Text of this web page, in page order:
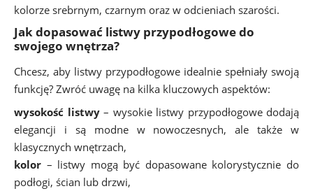
kolorze srebrnym, czarnym oraz w odcieniach szarości.
Jak dopasować listwy przypodłogowe do
swojego wnętrza?
Chcesz, aby listwy przypodłogowe idealnie spełniały swoją
funkcję? Zwróć uwagę na kilka kluczowych aspektów:
wysokość listwy– wysokie listwy przypodłogowe dodają
elegancji i są modne w nowoczesnych, ale także w
klasycznych wnętrzach,
kolor – listwy mogą być dopasowane kolorystycznie do
podłogi, ścian lub drzwi,